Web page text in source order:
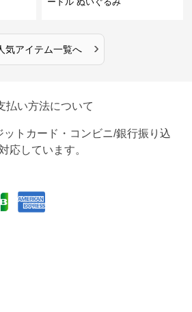
気アイテム一覧へ ›
払い方法について
ットカード・コンビニ/銀行振り込
応しています。